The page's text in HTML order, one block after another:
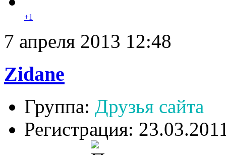
+1
7 апреля 2013 12:48
Zidane
Группа: Друзья сайта
Регистрация: